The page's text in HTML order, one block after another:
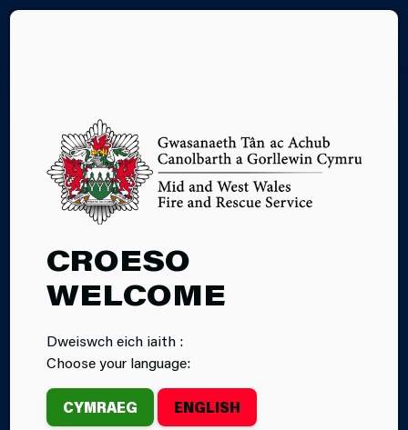
CROESO
WELCOME
Dweiswch eich iaith :
Choose your language:
CYMRAEG ENGLISH
04.09.2025
‘TEDIS
TRAWMA’
WEDI'U RHODDI
I ORSAF DÂN